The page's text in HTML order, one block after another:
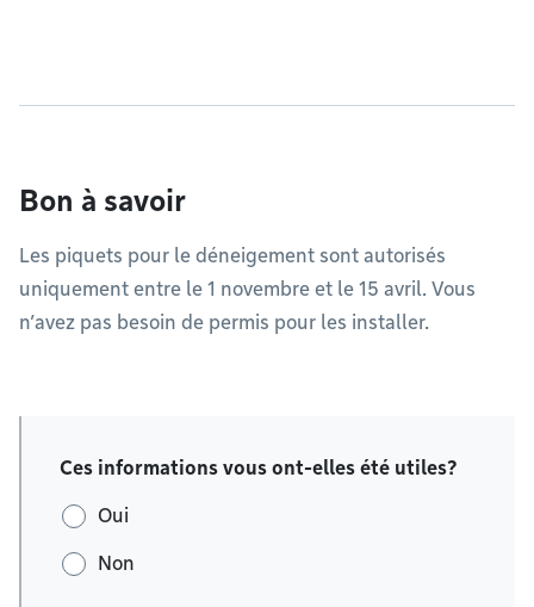
Bon à savoir
Les piquets pour le déneigement sont autorisés
uniquement entre le 1 novembre et le 15 avril. Vous
n’avez pas besoin de permis pour les installer.
Ces informations vous ont-elles été utiles?
Oui
Non